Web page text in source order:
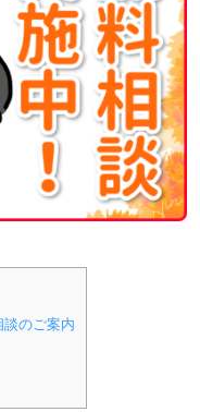
のご案内